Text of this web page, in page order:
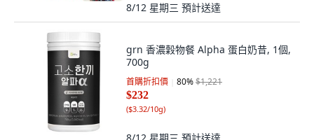
8/12 星期三 預計送達
grn 香濃穀物餐 Alpha 蛋白奶昔, 1個,
700g
首購折扣價 80%$1,221
$232
($3.32/10g)